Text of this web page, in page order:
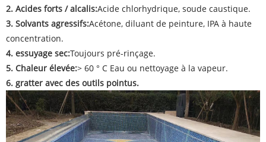
2. Acides forts / alcalis:Acide chlorhydrique, soude caustique.
3. Solvants agressifs:Acétone, diluant de peinture, IPA à haute
concentration.
4. essuyage sec:Toujours pré-rinçage.
5. Chaleur élevée:> 60 ° C Eau ou nettoyage à la vapeur.
6. gratter avec des outils pointus.